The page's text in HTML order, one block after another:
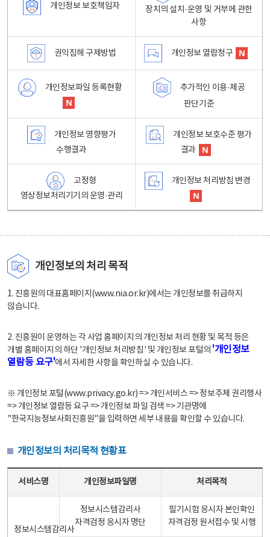
개인정보 보호책임자
장치의 설치·운영 및 거부에 관한
사항
권익침해 구제방법 개인정보 열람청구
개인정보파일 등록현황
추가적인 이용·제공
판단기준
개인정보 영향평가
수행결과
개인정보 보호수준 평가
결과
고정형
영상정보처리기기의 운영·관리
개인정보 처리방침 변경
개인정보의 처리 목적
1. 진흥원의 대표홈페이지(www.nia.or.kr)에서는 개인정보를 취급하지
않습니다.
2. 진흥원이 운영하는 각 사업 홈페이지의 개인정보 처리 현황 및 목적 등은
개별 홈페이지의 하단 '개인정보 처리방침' 및 개인정보 포털의 '개인정보
열람등 요구'에서 자세한 사항을 확인하실 수 있습니다.
※ 개인정보 포털(www.privacy.go.kr) => 개인서비스 => 정보주체 권리행사
=> 개인정보 열람등 요구 => 개인정보 파일 검색 => 기관명에
"한국지능정보사회진흥원"을 입력하면 세부 내용을 확인할 수 있습니다.
개인정보의 처리목적 현황표
서비스명 개인정보파일명 처리목적
정보시스템감리사
정보시스템감리사
자격검정 응시자 명단
필기시험 응시자 본인확인
자격검정 원서접수 및 시행